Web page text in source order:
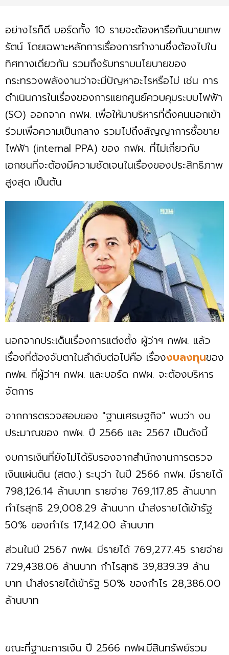
อย่างไรก็ดี บอร์ดทั้ง 10 รายจะต้องหารือกับนายเทพ
รัตน์ โดยเฉพาะหลักการเรื่องการทำงานซึ่งต้องไปใน
ทิศทางเดียวกัน รวมถึงรับทราบนโยบายของ
กระทรวงพลังงานว่าจะมีปัญหาอะไรหรือไม่ เช่น การ
ดำเนินการในเรื่องของการแยกศูนย์ควบคุมระบบไฟฟ้า
(SO) ออกจาก กฟผ. เพื่อให้มาบริหารที่ดึงคนนอกเข้า
ร่วมเพื่อความเป็นกลาง รวมไปถึงสัญญาการซื้อขาย
ไฟฟ้า (internal PPA) ของ กฟผ. ที่ไม่เกี่ยวกับ
เอกชนที่จะต้องมีความชัดเจนในเรื่องของประสิทธิภาพ
สูงสุด เป็นต้น
นอกจากประเด็นเรื่องการแต่งตั้ง ผู้ว่าฯ กฟผ. แล้ว
เรื่องที่ต้องจับตาในลำดับต่อไปคือ เรื่องงบลงทุนของ
กฟผ. ที่ผู้ว่าฯ กฟผ. และบอร์ด กฟผ. จะต้องบริหาร
จัดการ
จากการตรวจสอบของ "ฐานเศรษฐกิจ" พบว่า งบ
ประมาณของ กฟผ. ปี 2566 และ 2567 เป็นดังนี้
งบการเงินที่ยังไม่ได้รับรองจากสำนักงานการตรวจ
เงินแผ่นดิน (สตง.) ระบุว่า ในปี 2566 กฟผ. มีรายได้
798,126.14 ล้านบาท รายจ่าย 769,117.85 ล้านบาท
กำไรสุทธิ 29,008.29 ล้านบาท นำส่งรายได้เข้ารัฐ
50% ของกำไร 17,142.00 ล้านบาท
ส่วนในปี 2567 กฟผ. มีรายได้ 769,277.45 รายจ่าย
729,438.06 ล้านบาท กำไรสุทธิ 39,839.39 ล้าน
บาท นำส่งรายได้เข้ารัฐ 50% ของกำไร 28,386.00
ล้านบาท
ขณะที่ฐานะการเงิน ปี 2566 กฟผ.มีสินทรัพย์รวม